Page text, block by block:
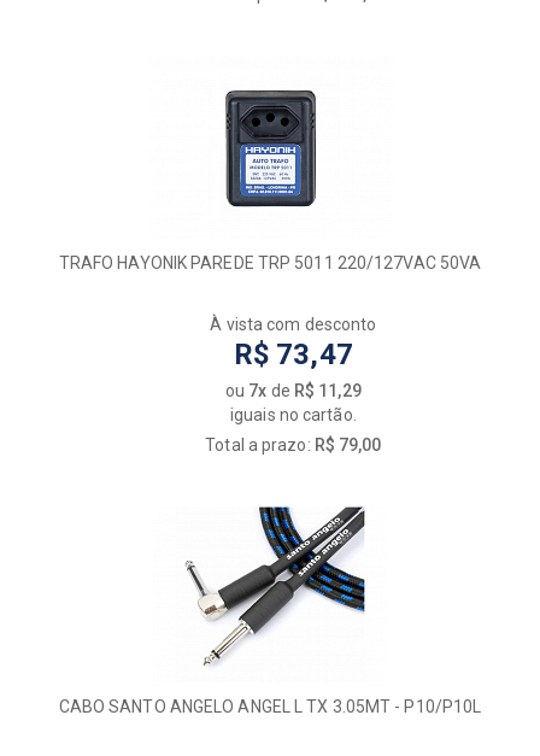
TRAFO HAYONIK PAREDE TRP 5011 220/127VAC 50VA
À vista com desconto
R$ 73,47
ou 7x de R$ 11,29
iguais no cartão.
Total a prazo: R$ 79,00
CABO SANTO ANGELO ANGEL L TX 3.05MT - P10/P10L